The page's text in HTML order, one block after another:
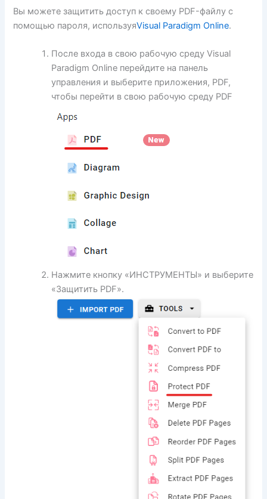
Вы можете защитить доступ к своему PDF-файлу с
помощью пароля, используяVisual Paradigm Online.
После входа в свою рабочую среду Visual
Paradigm Online перейдите на панель
управления и выберите приложения, PDF,
чтобы перейти в свою рабочую среду PDF
Нажмите кнопку «ИНСТРУМЕНТЫ» и выберите
«Защитить PDF».